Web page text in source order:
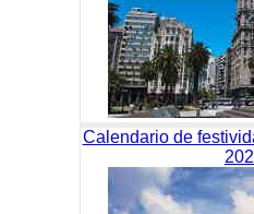
Calendario de